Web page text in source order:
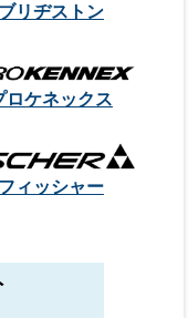
ブリヂストン
ロケネックス
フィッシャー